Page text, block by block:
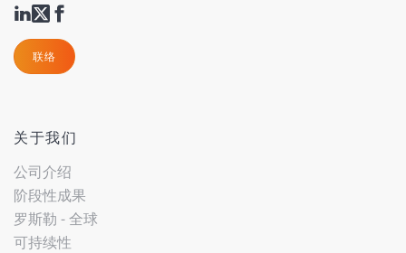
联络
关于我们
公司介绍
阶段性成果
罗斯勒 - 全球
可持续性